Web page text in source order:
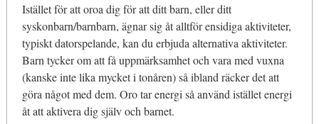
Istället för att oroa dig för att ditt barn, eller ditt
syskonbarn/barnbarn, ägnar sig åt alltför ensidiga aktiviteter,
typiskt datorspelande, kan du erbjuda alternativa aktiviteter.
Barn tycker om att få uppmärksamhet och vara med vuxna
(kanske inte lika mycket i tonåren) så ibland räcker det att
göra något med dem. Oro tar energi så använd istället energi
åt att aktivera dig själv och barnet.